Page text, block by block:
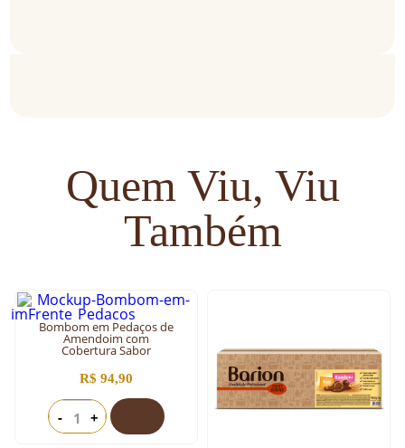
Quem Viu, Viu
Também
Bombom em Pedaços de
Amendoim com
Cobertura Sabor
R$ 94,90
- +